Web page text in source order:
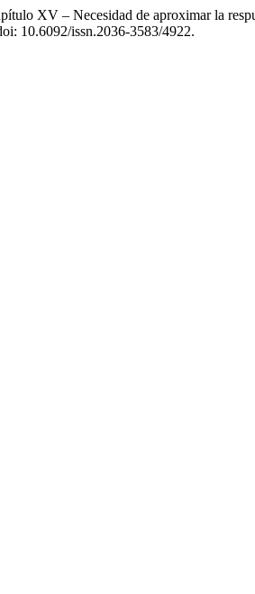
XV – Necesidad de aproximar la
10.6092/issn.2036-3583/4922.